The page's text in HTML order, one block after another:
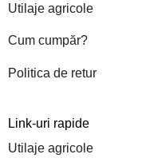
Utilaje agricole
Cum cumpăr?
Politica de retur
Link-uri rapide
Utilaje agricole